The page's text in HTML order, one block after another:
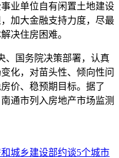
业单位自有闲置土地建设
加大金融支持力度，尽最
决住房困难。
、国务院决策部署，认真
化，对苗头性、倾向性问
价、稳预期目标。据了
通市列入房地产市场监测
城乡建设部约谈5个城市